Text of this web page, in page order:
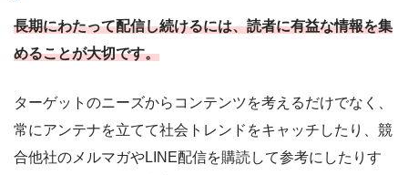
長期にわたって配信し続けるには、読者に有益な情報を集
めることが大切です。
ターゲットのニーズからコンテンツを考えるだけでなく、
常にアンテナを立てて社会トレンドをキャッチしたり、競
合他社のメルマガやLINE配信を購読して参考にしたりす